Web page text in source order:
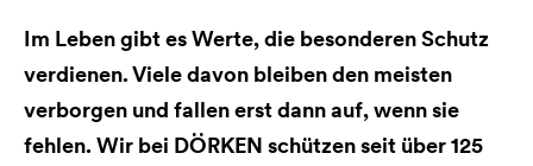
Im Leben gibt es Werte, die besonderen Schutz
verdienen. Viele davon bleiben den meisten
verborgen und fallen erst dann auf, wenn sie
fehlen. Wir bei DÖRKEN schützen seit über 125